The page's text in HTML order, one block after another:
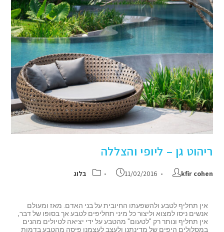
ריהוט גן – ליופי והצללה
kfir cohen
11/02/2016 בלוג
אין תחליף לטבע ולהשפעתו החיובית על בני האדם. מאז ומעולם
אנשים ניסו למצוא וליצור כל מיני תחליפים לטבע אך בסופו של דבר,
אין תחליף ונותר רק "לטעום" מהטבע על ידי יציאה לטיולים מהנים
במסלולים היפים של מדינתנו ולעצב לעצמנו פיסה מהטבע בדמות